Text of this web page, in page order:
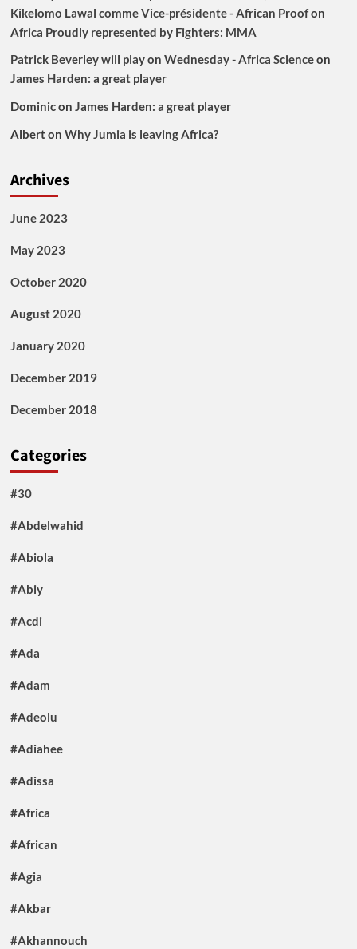
Kikelomo Lawal comme Vice-présidente - African Proofon
Africa Proudly represented by Fighters: MMA
Patrick Beverley will play on Wednesday - Africa Scienceon
James Harden: a great player
Dominicon James Harden: a great player
Alberton Why Jumia is leaving Africa?
Archives
June 2023
May 2023
October 2020
August 2020
January 2020
December 2019
December 2018
Categories
#30
#Abdelwahid
#Abiola
#Abiy
#Acdi
#Ada
#Adam
#Adeolu
#Adiahee
#Adissa
#Africa
#African
#Agia
#Akbar
#Akhannouch